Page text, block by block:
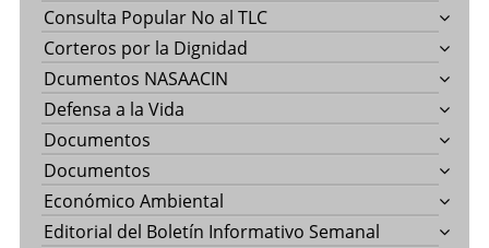
Consulta Popular No al TLC
Corteros por la Dignidad
Dcumentos NASAACIN
Defensa a la Vida
Documentos
Documentos
Económico Ambiental
Editorial del Boletín Informativo Semanal